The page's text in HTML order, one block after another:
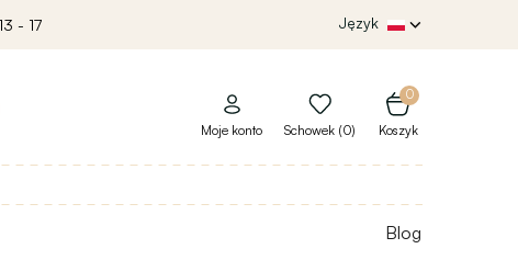
- 17 Język
0
Koszyk
Moje konto Schowek (0)
Blog